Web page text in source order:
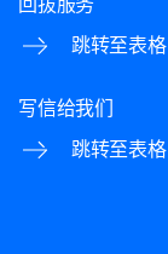
跳转至表格
写信给我们
跳转至表格